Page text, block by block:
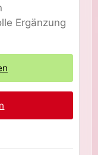
Ergänzung